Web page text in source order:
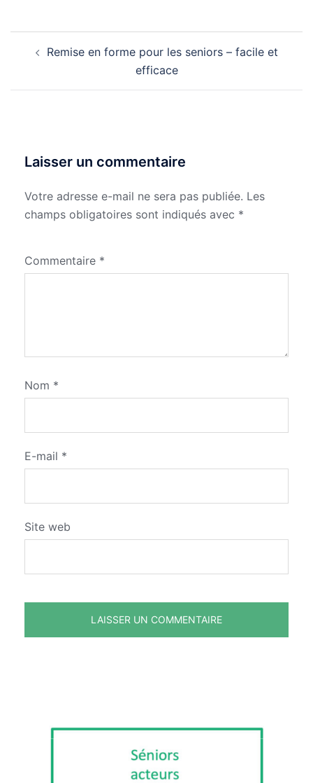
d’articleRemise en forme pour les seniors – facile et
efficace
Laisser un commentaire
Votre adresse e-mail ne sera pas publiée. Les
champs obligatoires sont indiqués avec *
Commentaire *
Nom *
E-mail *
Site web